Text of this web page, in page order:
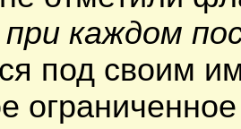
каждом
под своим